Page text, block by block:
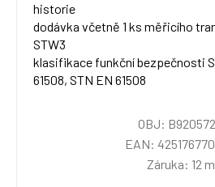
historie
dodávka včetně 1 ks měřicího
STW3
klasifikace funkční bezpečnosti
61508, STN EN 61508
OBJ:
EAN:
Záruka: 12